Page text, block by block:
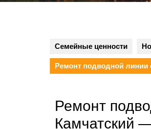
Семейные ценности
Ремонт подводной линии
Ремонт
Камчатский